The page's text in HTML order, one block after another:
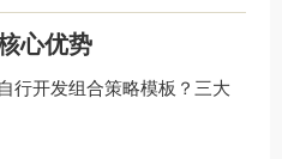
心优势
行开发组合策略模板？三大